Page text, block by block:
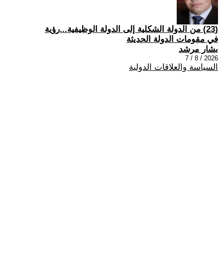
(23) من الدولة الشكلية إلى الدولة الوظيفية...رؤية
في مقومات الدولة الحديثة
بشار مرشد
2026 / 8 / 7
السياسة والعلاقات الدولية